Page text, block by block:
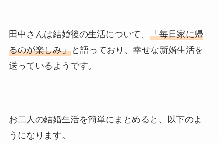
田中さんは結婚後の生活について、 「毎日家に帰
るのが楽しみ」と語っており、幸せな新婚生活を
送っているようです。
お二人の結婚生活を簡単にまとめると、以下のよ
うになります。